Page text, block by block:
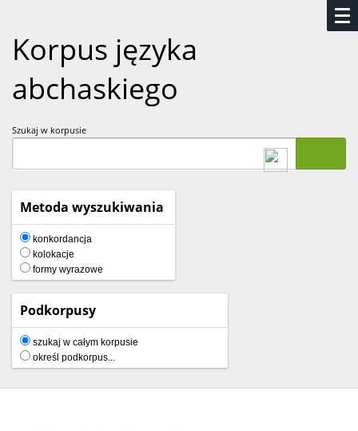
Korpus języka
abchaskiego
Szukaj w korpusie
Metoda wyszukiwania
konkordancja
kolokacje
formy wyrazowe
Podkorpusy
szukaj w całym korpusie
określ podkorpus...